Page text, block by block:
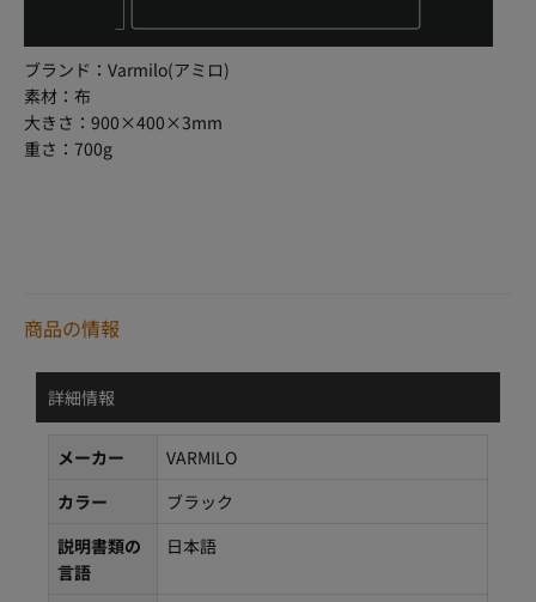
ブランド：Varmilo(アミロ)
素材：布
大きさ：900×400×3mm
重さ：700g
商品の情報
詳細情報
メーカー
VARMILO
カラー
ブラック
説明書類の
言語
日本語